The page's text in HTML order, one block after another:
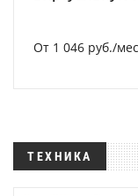
От 1 046 руб./
ТЕХНИКА